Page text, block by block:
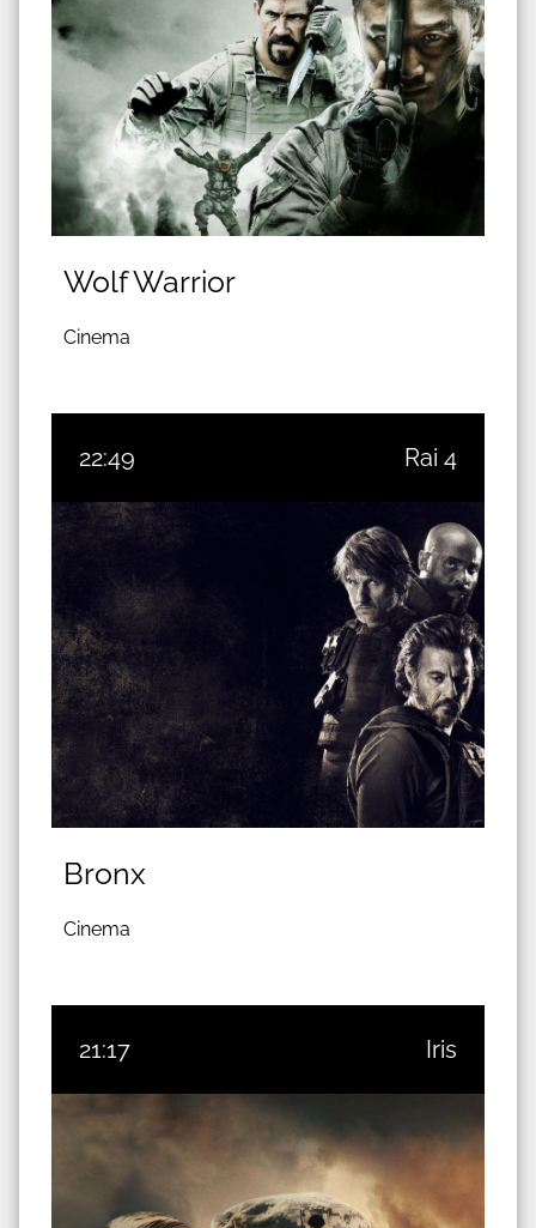
Wolf Warrior
Cinema
22:49 Rai 4
Bronx
Cinema
21:17 Iris